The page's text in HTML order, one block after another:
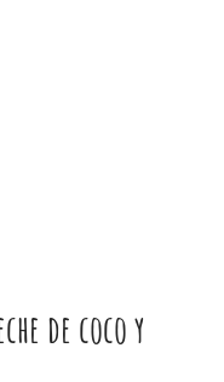
de coco y